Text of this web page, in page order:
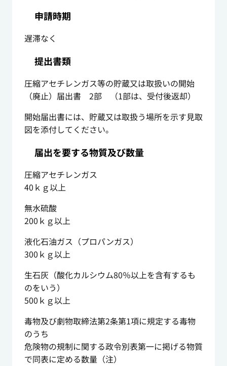
申請時期
遅滞なく
提出書類
圧縮アセチレンガス等の貯蔵又は取扱いの開始
（廃止）届出書 2部 （1部は、受付後返却）
開始届出書には、貯蔵又は取扱う場所を示す見取
図を添付してください。
届出を要する物質及び数量
圧縮アセチレンガス
40ｋｇ以上
無水硫酸
200ｋｇ以上
液化石油ガス（プロパンガス）
300ｋｇ以上
生石灰（酸化カルシウム80％以上を含有するも
のをいう）
500ｋｇ以上
毒物及び劇物取締法第2条第1項に規定する毒物
のうち
危険物の規制に関する政令別表第一に掲げる物質
で同表に定める数量（注）